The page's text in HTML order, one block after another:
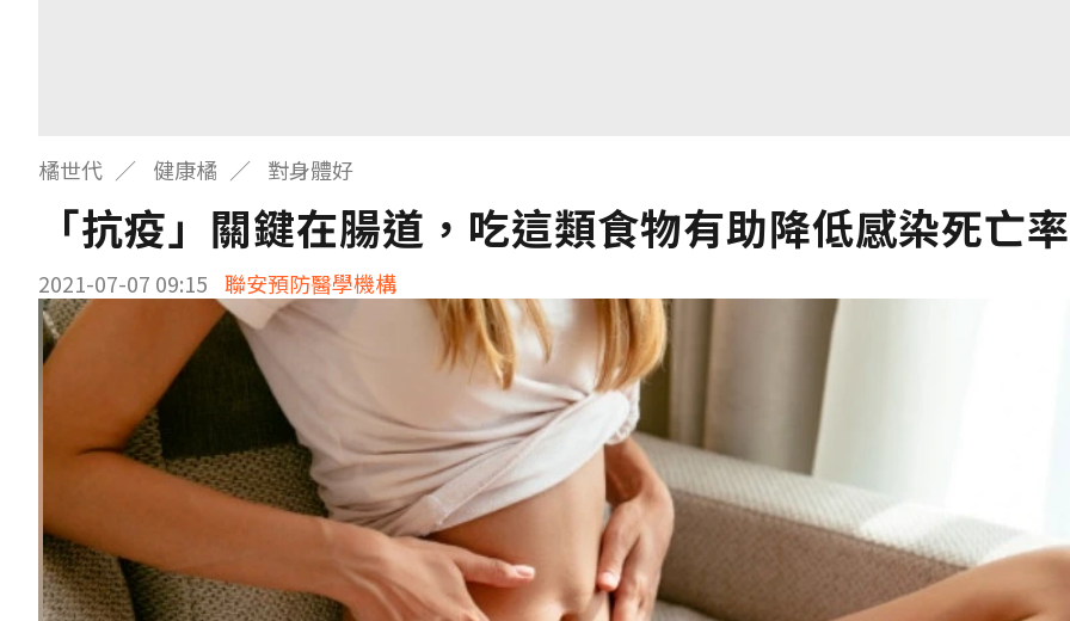
橘世代 健康橘 對身體好
「抗疫」關鍵在腸道，吃這類食物有助降低感染死亡
2021-07-07 09:15 聯安預防醫學機構